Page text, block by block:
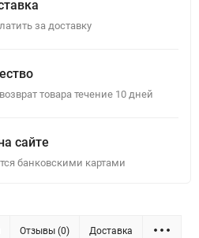
за доставку
товара течение 10 дней
сайте
банковскими картами
Отзывы (0) Доставка